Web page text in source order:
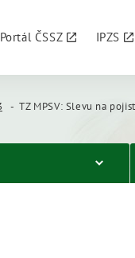
ČSSZ IPZS
TZ MPSV: Slevu na pojistném